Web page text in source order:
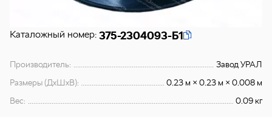
Каталожный номер: 375-2304093-Б1
Производитель:
Завод УРАЛ
Размеры (ДхШхВ):
0.23 м × 0.23 м × 0.008 м
Вес:
0.09 кг